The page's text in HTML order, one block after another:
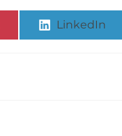
LinkedIn